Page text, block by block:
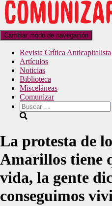
Cambiar modo de navegación
Revista Crítica Anticapitalista
Artículos
Noticias
Biblioteca
Misceláneas
Comunizar
La protesta de
Amarillos tiene
vida, la gente
conseguimos